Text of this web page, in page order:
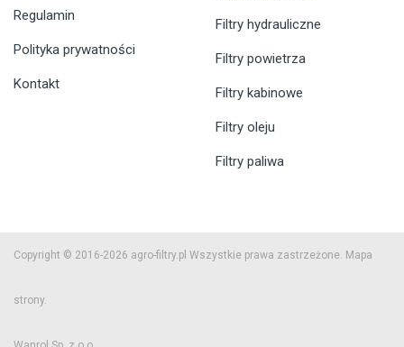
Regulamin
Polityka prywatności
Kontakt
Filtry hydrauliczne
Filtry powietrza
Filtry kabinowe
Filtry oleju
Filtry paliwa
Copyright © 2016-2026 agro-filtry.pl Wszystkie prawa zastrzeżone. Mapa
strony.